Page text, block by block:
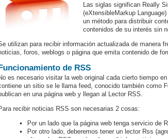
Las siglas significan Really
(eXtensibleMarkup
un método para distribuir
contenidos de su interés sin
utilizan para recibir información actualizada de manera
foros, weblogs o página que emita contenido de
de RSS
es necesario visitar la web original cada cierto tiempo
un sitio se le llama feed, conocido también como
en una página web y llegan al Lector RSS.
recibir noticias RSS son necesarias 2 cosas:
Por un lado que la página web tenga servicio de
Por otro lado, deberemos tener un lector Rss